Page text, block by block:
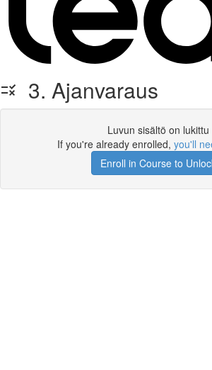
3. Ajanvaraus
Luvun sisältö on lukittu
If you're already enrolled, you'll
Enroll in Course to